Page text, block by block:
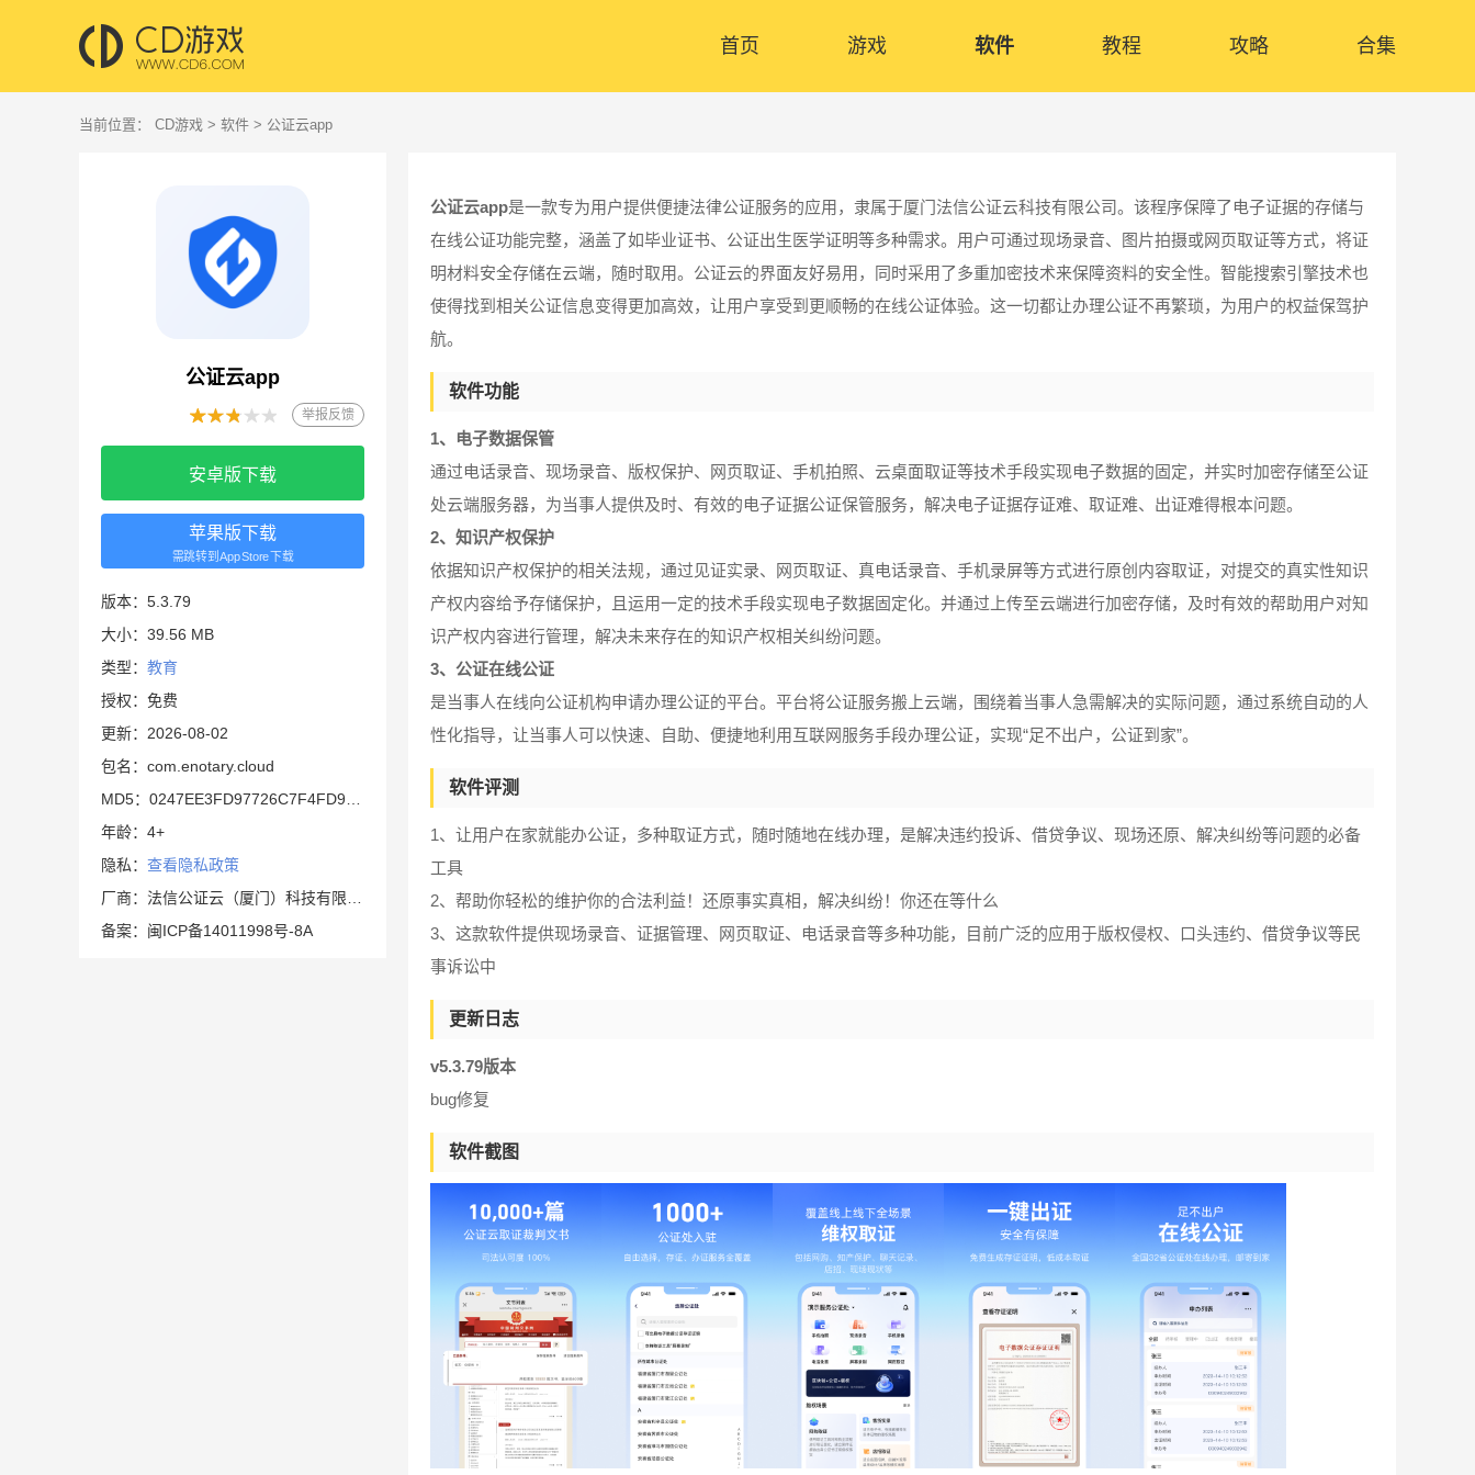
首页 游戏 软件 教程 攻略 合集
当前位置： CD游戏 > 软件 > 公证云app
公证云app
举报反馈
安卓版下载
苹果版下载
需跳转到AppStore下载
版本：5.3.79
大小：39.56 MB
类型： 教育
授权：免费
更新：2026-08-02
包名：com.enotary.cloud
年龄：4+
隐私： 查看隐私政策
备案：闽ICP备14011998号-8A
公证云app是一款专为用户提供便捷法律公证服务的应用，隶属于厦门法信公证云科技有限公司。该程序保障了电子证据的存储与
在线公证功能完整，涵盖了如毕业证书、公证出生医学证明等多种需求。用户可通过现场录音、图片拍摄或网页取证等方式，将证
明材料安全存储在云端，随时取用。公证云的界面友好易用，同时采用了多重加密技术来保障资料的安全性。智能搜索引擎技术也
使得找到相关公证信息变得更加高效，让用户享受到更顺畅的在线公证体验。这一切都让办理公证不再繁琐，为用户的权益保驾护
航。
软件功能
1、电子数据保管
通过电话录音、现场录音、版权保护、网页取证、手机拍照、云桌面取证等技术手段实现电子数据的固定，并实时加密存储至公证
处云端服务器，为当事人提供及时、有效的电子证据公证保管服务，解决电子证据存证难、取证难、出证难得根本问题。
2、知识产权保护
依据知识产权保护的相关法规，通过见证实录、网页取证、真电话录音、手机录屏等方式进行原创内容取证，对提交的真实性知识
产权内容给予存储保护，且运用一定的技术手段实现电子数据固定化。并通过上传至云端进行加密存储，及时有效的帮助用户对知
识产权内容进行管理，解决未来存在的知识产权相关纠纷问题。
3、公证在线公证
是当事人在线向公证机构申请办理公证的平台。平台将公证服务搬上云端，围绕着当事人急需解决的实际问题，通过系统自动的人
性化指导，让当事人可以快速、自助、便捷地利用互联网服务手段办理公证，实现“足不出户，公证到家”。
软件评测
1、让用户在家就能办公证，多种取证方式，随时随地在线办理，是解决违约投诉、借贷争议、现场还原、解决纠纷等问题的必备
工具
2、帮助你轻松的维护你的合法利益！还原事实真相，解决纠纷！你还在等什么
3、这款软件提供现场录音、证据管理、网页取证、电话录音等多种功能，目前广泛的应用于版权侵权、口头违约、借贷争议等民
事诉讼中
更新日志
v5.3.79版本
bug修复
软件截图